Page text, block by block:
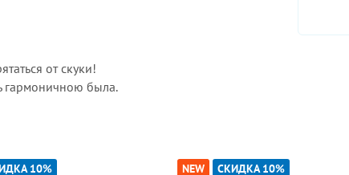
от скуки!
гармоничною была.
10% NEW СКИДКА 10%